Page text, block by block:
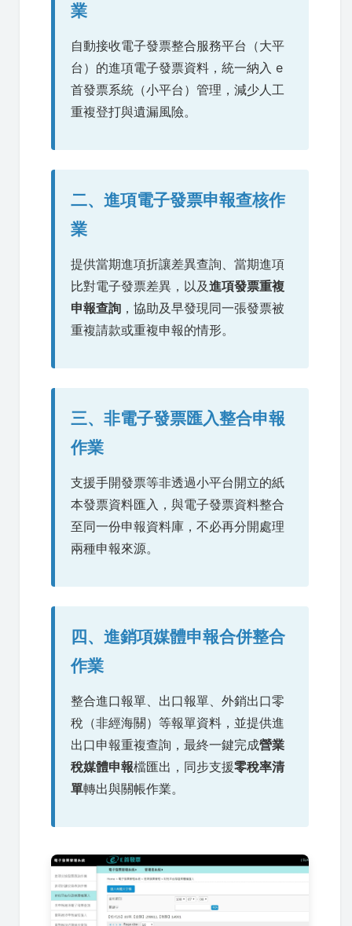
業
自動接收電子發票整合服務平台（大平
台）的進項電子發票資料，統一納入 e
首發票系統（小平台）管理，減少人工
重複登打與遺漏風險。
二、進項電子發票申報查核作
業
提供當期進項折讓差異查詢、當期進項
比對電子發票差異，以及進項發票重複
申報查詢 ，協助及早發現同一張發票被
重複請款或重複申報的情形。
三、非電子發票匯入整合申報
作業
支援手開發票等非透過小平台開立的紙
本發票資料匯入，與電子發票資料整合
至同一份申報資料庫，不必再分開處理
兩種申報來源。
四、進銷項媒體申報合併整合
作業
整合進口報單、出口報單、外銷出口零
稅（非經海關）等報單資料，並提供進
出口申報重複查詢，最終一鍵完成營業
稅媒體申報檔匯出，同步支援零稅率清
單轉出與關帳作業。